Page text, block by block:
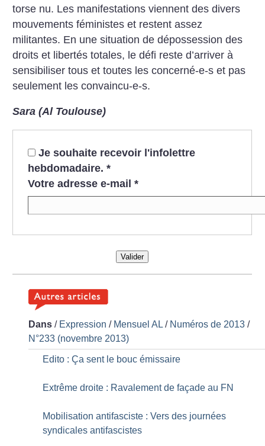
torse nu. Les manifestations viennent des divers
mouvements féministes et restent assez
militantes. En une situation de dépossession des
droits et libertés totales, le défi reste d’arriver à
sensibiliser tous et toutes les concerné-e-s et pas
seulement les convaincu-e-s.
Sara (Al Toulouse)
Je souhaite recevoir l'infolettre
hebdomadaire. *
Votre adresse e-mail *
Valider
Dans / Expression / Mensuel AL / Numéros de 2013 /
N°233 (novembre 2013)
Edito : Ça sent le bouc émissaire
Extrême droite : Ravalement de façade au FN
Mobilisation antifasciste : Vers des journées
syndicales antifascistes